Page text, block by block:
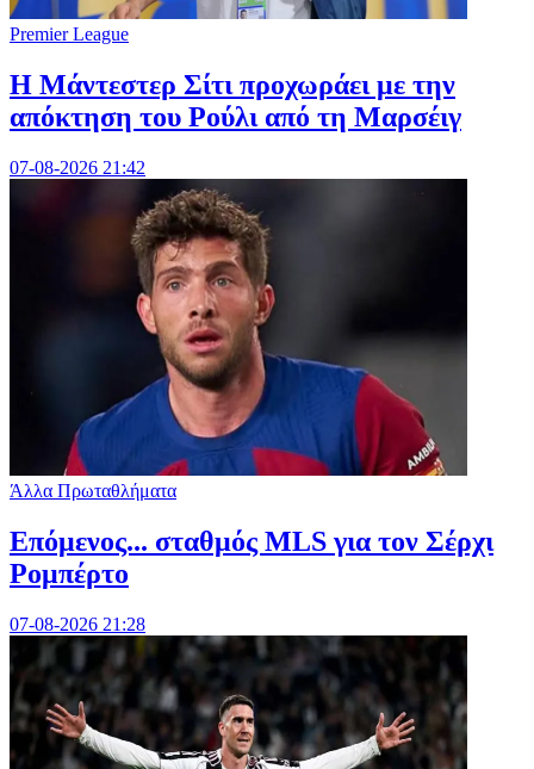
Premier League
Η Μάντεστερ Σίτι προχωράει με την
απόκτηση του Ρούλι από τη Μαρσέιγ
07-08-2026 21:42
Άλλα Πρωταθλήματα
Επόμενος... σταθμός MLS για τον Σέρχι
Ρομπέρτο
07-08-2026 21:28